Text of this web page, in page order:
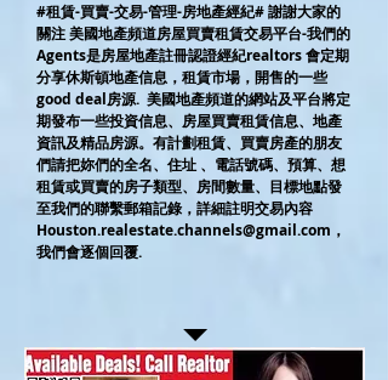
#租賃-買賣-交易-管理-房地產經紀# 謝謝大家的
關注 美國地產頻道房屋買賣租賃交易平台-我們的
Agents是房屋地產註冊認證經紀realtors 會定期
分享休斯頓地產信息，租賃市場，開售的一些
good deal房源. 美國地產頻道的網站及平台將定
期發布一些投資信息、房屋買賣租賃信息、地產
資訊及精品房源。有計劃租賃、買賣房產的朋友
們請把妳們的全名、住址 、電話號碼、預算、想
租賃或買賣的房子類型、房間數量、目標地點發
至我們的聯繫郵箱記錄，詳細註明交易內容
Houston.realestate.channels@gmail.com ，
我們會逐個回覆.